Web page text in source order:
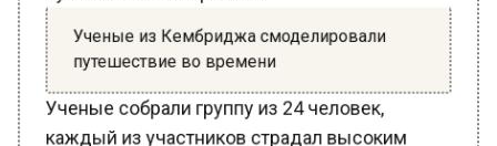
Ученые из Кембриджа смоделировали
путешествие во времени
Ученые собрали группу из 24 человек,
каждый из участников страдал высоким